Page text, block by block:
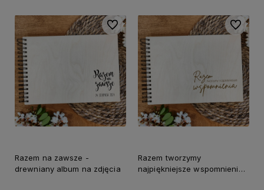
Razem na zawsze -
drewniany album na zdjęcia
Do ulubionych
Razem tworzymy
najpiękniejsze wspomnienia -
Do